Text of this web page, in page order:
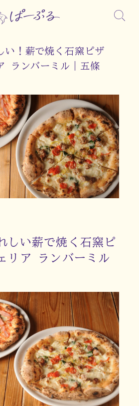
い！薪で焼く石窯ピザ
ランバーミル｜五條
しい薪で焼く石窯ピ
リア ランバーミル